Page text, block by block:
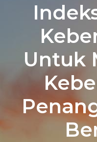
Untuk